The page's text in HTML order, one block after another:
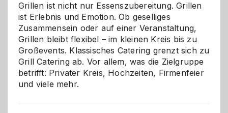
Grillen ist nicht nur Essenszubereitung. Grillen
ist Erlebnis und Emotion. Ob geselliges
Zusammensein oder auf einer Veranstaltung,
Grillen bleibt flexibel – im kleinen Kreis bis zu
Großevents. Klassisches Catering grenzt sich zu
Grill Catering ab. Vor allem, was die Zielgruppe
betrifft: Privater Kreis, Hochzeiten, Firmenfeier
und viele mehr.